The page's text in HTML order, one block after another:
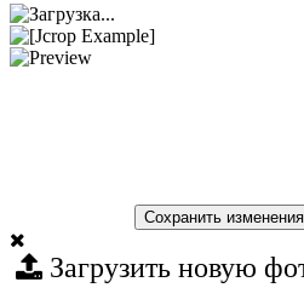
Сохранить изменения
Загрузить новую